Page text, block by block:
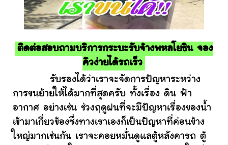
ติดต่อสอบถามบริการกระบะรับจ้างพหลโยธิน จอง
คิวง่ายได้รถเร็ว
รับรองได้ว่าเราจะจัดการปัญหาระหว่าง
การขนย้ายให้ได้มากที่สุดครับ ทั้งเรื่อง ดิน ฟ้า
อากาศ อย่างเช่น ช่วงฤดูฝนที่จะมีปัญหาเรื่องของน้ำ
เข้ามาเกี่ยวข้องซึ่งทางเราเองก็เป็นปัญหาที่ค่อนข้าง
ใหญ่มากเช่นกัน เราจะคอยหมั่นดูแลตู้หลังคารถ ตู้